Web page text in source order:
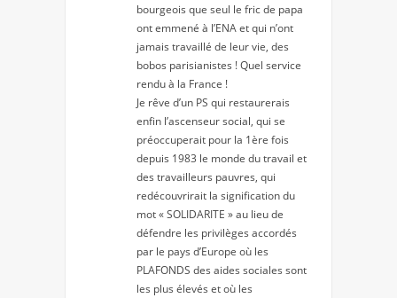
bourgeois que seul le fric de papa
ont emmené à l’ENA et qui n’ont
jamais travaillé de leur vie, des
bobos parisianistes ! Quel service
rendu à la France !
Je rêve d’un PS qui restaurerais
enfin l’ascenseur social, qui se
préoccuperait pour la 1ère fois
depuis 1983 le monde du travail et
des travailleurs pauvres, qui
redécouvrirait la signification du
mot « SOLIDARITE » au lieu de
défendre les privilèges accordés
par le pays d’Europe où les
PLAFONDS des aides sociales sont
les plus élevés et où les